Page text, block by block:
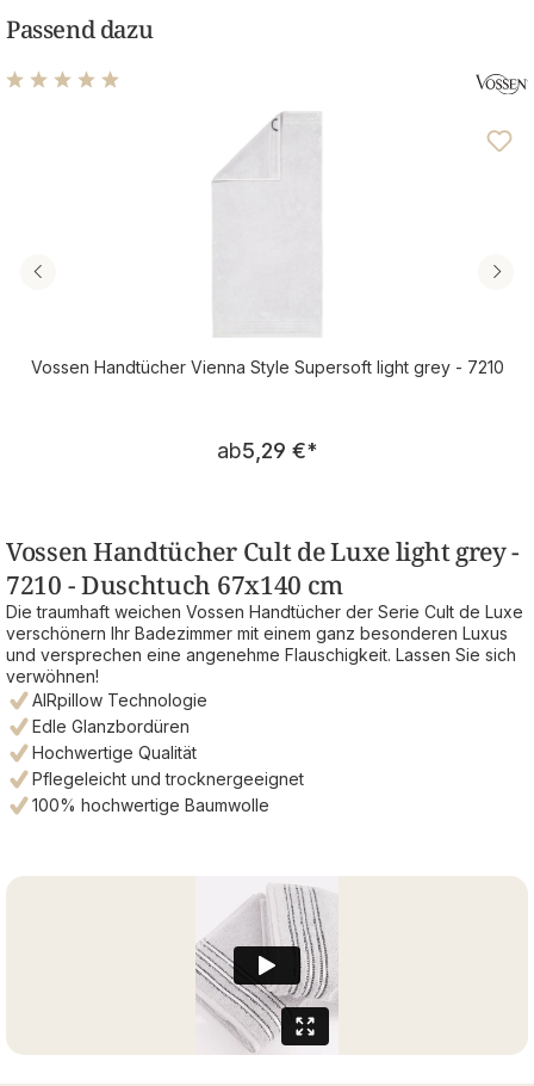
Passend dazu
Durchschnittliche Bewertung von 4.89 von 5 Sternen
Vossen Handtücher Vienna Style Supersoft light grey - 7210
Regulärer Preis:
ab5,29 €*
Vossen Handtücher Cult de Luxe light grey -
7210 - Duschtuch 67x140 cm
Die traumhaft weichen Vossen Handtücher der Serie Cult de Luxe
verschönern Ihr Badezimmer mit einem ganz besonderen Luxus
und versprechen eine angenehme Flauschigkeit. Lassen Sie sich
verwöhnen!
AIRpillow Technologie
Edle Glanzbordüren
Hochwertige Qualität
Pflegeleicht und trocknergeeignet
100% hochwertige Baumwolle